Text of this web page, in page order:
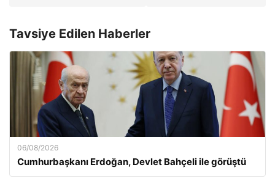
Tavsiye Edilen Haberler
06/08/2026
Cumhurbaşkanı Erdoğan, Devlet Bahçeli ile görüştü